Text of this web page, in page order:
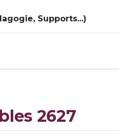
Supports...)
2627